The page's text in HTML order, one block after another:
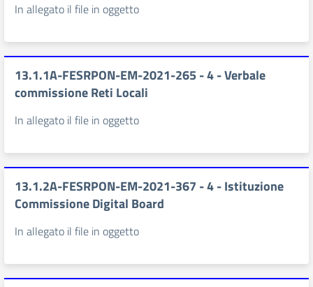
In allegato il file in oggetto
13.1.1A-FESRPON-EM-2021-265 - 4 - Verbale
commissione Reti Locali
In allegato il file in oggetto
13.1.2A-FESRPON-EM-2021-367 - 4 - Istituzione
Commissione Digital Board
In allegato il file in oggetto